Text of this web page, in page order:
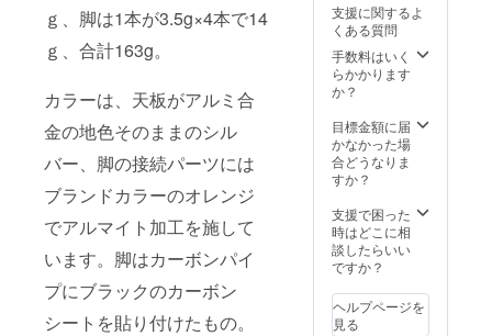
ｇ、脚は1本が3.5g×4本で14
ｇ、合計163g。
カラーは、天板がアルミ合
金の地色そのままのシル
バー、脚の接続パーツには
ブランドカラーのオレンジ
でアルマイト加工を施して
います。脚はカーボンパイ
プにブラックのカーボン
シートを貼り付けたもの。
文状
況、使
用部材
の供給
状況、
程上の
都合等
により
出荷時
れる場
合があ
りま
す。
支援に関するよ
くある質問
手数料はいく
らかかります
か？
目標金額に届
かなかった場
合どうなりま
すか？
支援で困った
時はどこに相
談したらいい
ですか？
ヘルプページを
見る